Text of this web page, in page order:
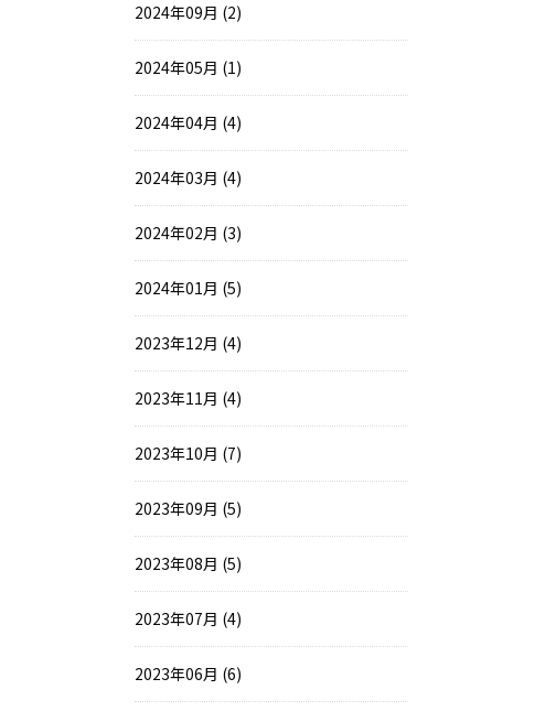
2024年09月 (2)
2024年05月 (1)
2024年04月 (4)
2024年03月 (4)
2024年02月 (3)
2024年01月 (5)
2023年12月 (4)
2023年11月 (4)
2023年10月 (7)
2023年09月 (5)
2023年08月 (5)
2023年07月 (4)
2023年06月 (6)